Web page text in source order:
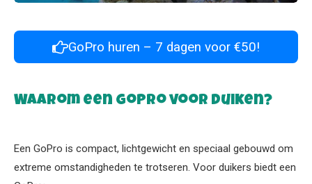
GoPro huren – 7 dagen voor €50!
Waarom een GoPro voor duiken?
Een GoPro is compact, lichtgewicht en speciaal gebouwd om
extreme omstandigheden te trotseren. Voor duikers biedt een